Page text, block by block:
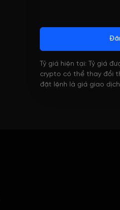
Tỷ giá hiện tại: Tỷ giá
crypto có thể thay đổi
đặt lệnh là giá giao